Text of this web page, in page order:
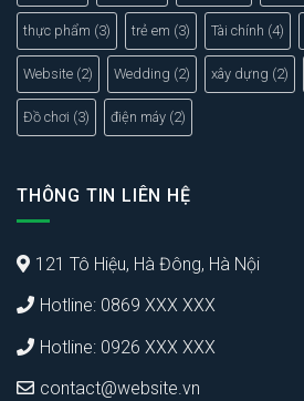
thực phẩm (3) trẻ em (3) Tài chính (4)
Website (2) Wedding (2) xây dựng (2)
Đồ chơi (3) điện máy (2)
THÔNG TIN LIÊN HỆ
121 Tô Hiệu, Hà Đông, Hà Nội
Hotline: 0869 XXX XXX
Hotline: 0926 XXX XXX
contact@website.vn